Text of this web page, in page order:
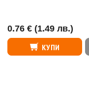
0.76 € (1.49 лв.)
КУПИ